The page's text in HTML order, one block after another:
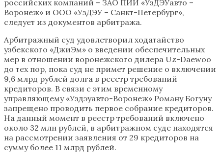
российских компаний – ЗАО ПИИ «УзДЭУавто –
Воронеж» и ООО «УзДЭУ – Санкт-Петербург»,
следует из документов арбитража.
Арбитражный суд удовлетворил ходатайство
узбекского «ДжиЭм» о введении обеспечительных
мер в отношении воронежского дилера Uz-Daewoo
до тех пор, пока суд не примет решение о включении
9,6 млрд рублей долга в реестр требований
кредиторов. В связи с этим временному
управляющему «Уздэуавто-Воронеж» Роману Богуну
запрещено проводить первое собрание кредиторов.
На данный момент в реестр требований включено
около 32 млн рублей, в арбитражном суде находятся
на рассмотрении заявления от 29 кредиторов на
сумму более 11 млрд рублей.